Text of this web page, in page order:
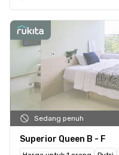
Sedang penuh
Superior Queen B - F